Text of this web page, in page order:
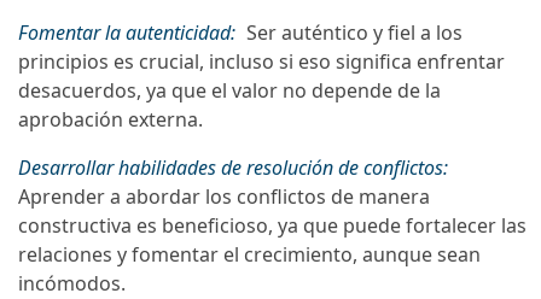
Fomentar la autenticidad: Ser auténtico y fiel a los
principios es crucial, incluso si eso significa enfrentar
desacuerdos, ya que el valor no depende de la
aprobación externa.
Desarrollar habilidades de resolución de conflictos:
Aprender a abordar los conflictos de manera
constructiva es beneficioso, ya que puede fortalecer las
relaciones y fomentar el crecimiento, aunque sean
incómodos.